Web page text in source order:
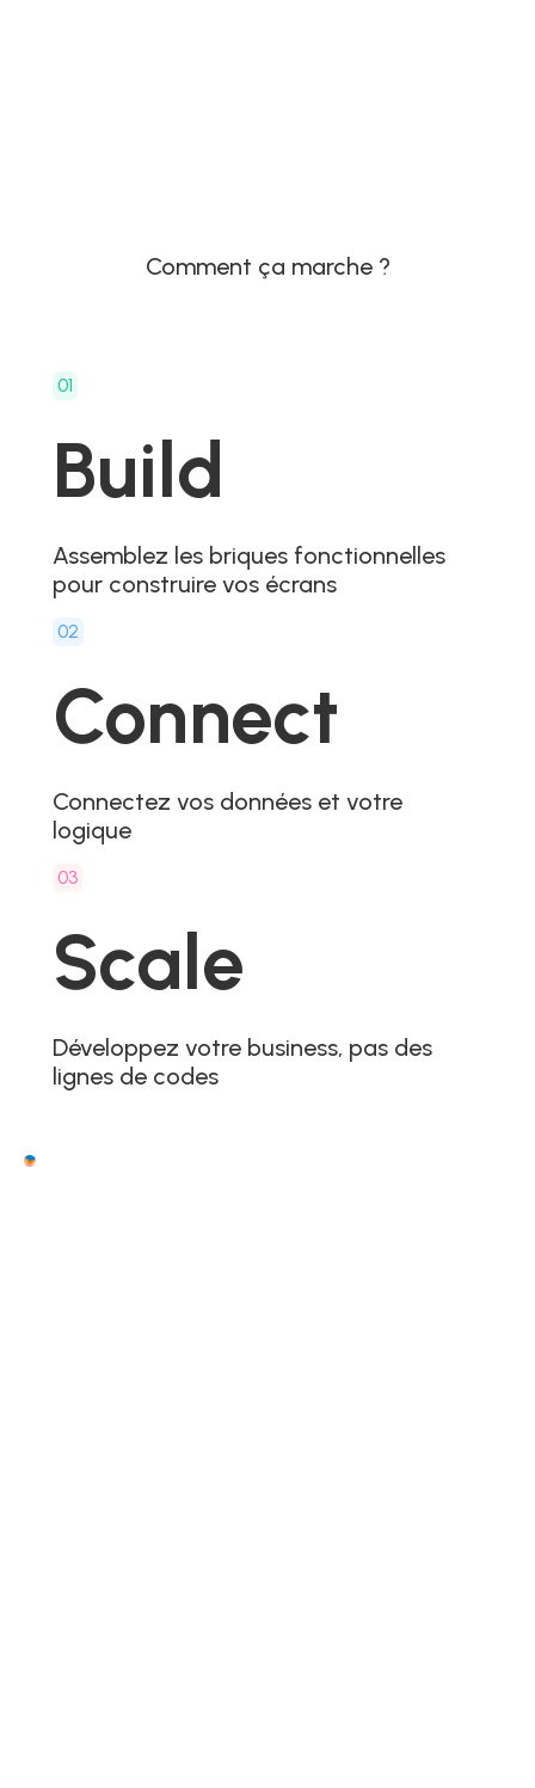
Comment ça marche ?
01
Build
Assemblez les briques fonctionnelles
pour construire vos écrans
02
Connect
Connectez vos données et votre
logique
03
Scale
Développez votre business, pas des
lignes de codes